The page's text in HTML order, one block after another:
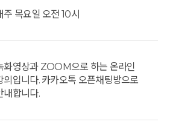
주 목요일 오전 10시
화영상과 ZOOM으로 하는 온라인
의입니다. 카카오톡 오픈채팅방으로
내합니다.